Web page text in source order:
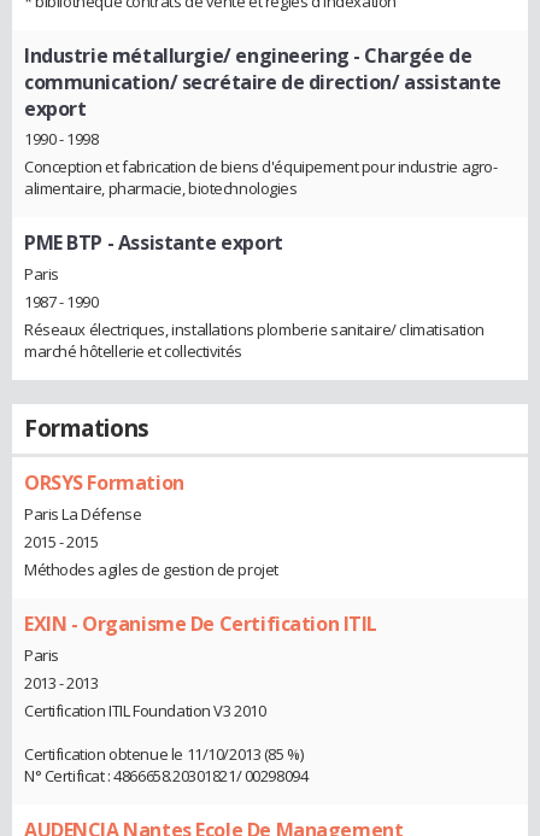
Industrie métallurgie/ engineering - Chargée de
communication/ secrétaire de direction/ assistante
export
1990 - 1998
Conception et fabrication de biens d'équipement pour industrie agro-
alimentaire, pharmacie, biotechnologies
PME BTP - Assistante export
Paris
1987 - 1990
Réseaux électriques, installations plomberie sanitaire/ climatisation
marché hôtellerie et collectivités
Formations
ORSYS Formation
Paris La Défense
2015 - 2015
Méthodes agiles de gestion de projet
EXIN - Organisme De Certification ITIL
Paris
2013 - 2013
Certification ITIL Foundation V3 2010
Certification obtenue le 11/10/2013 (85 %)
N° Certificat : 4866658.20301821/ 00298094
AUDENCIA Nantes Ecole De Management